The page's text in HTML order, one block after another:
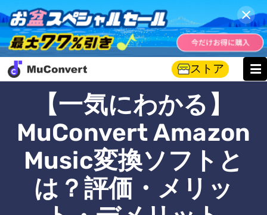
ストア
【一気にわかる】
MuConvert Amazon
Music変換ソフトと
は？評価・メリッ